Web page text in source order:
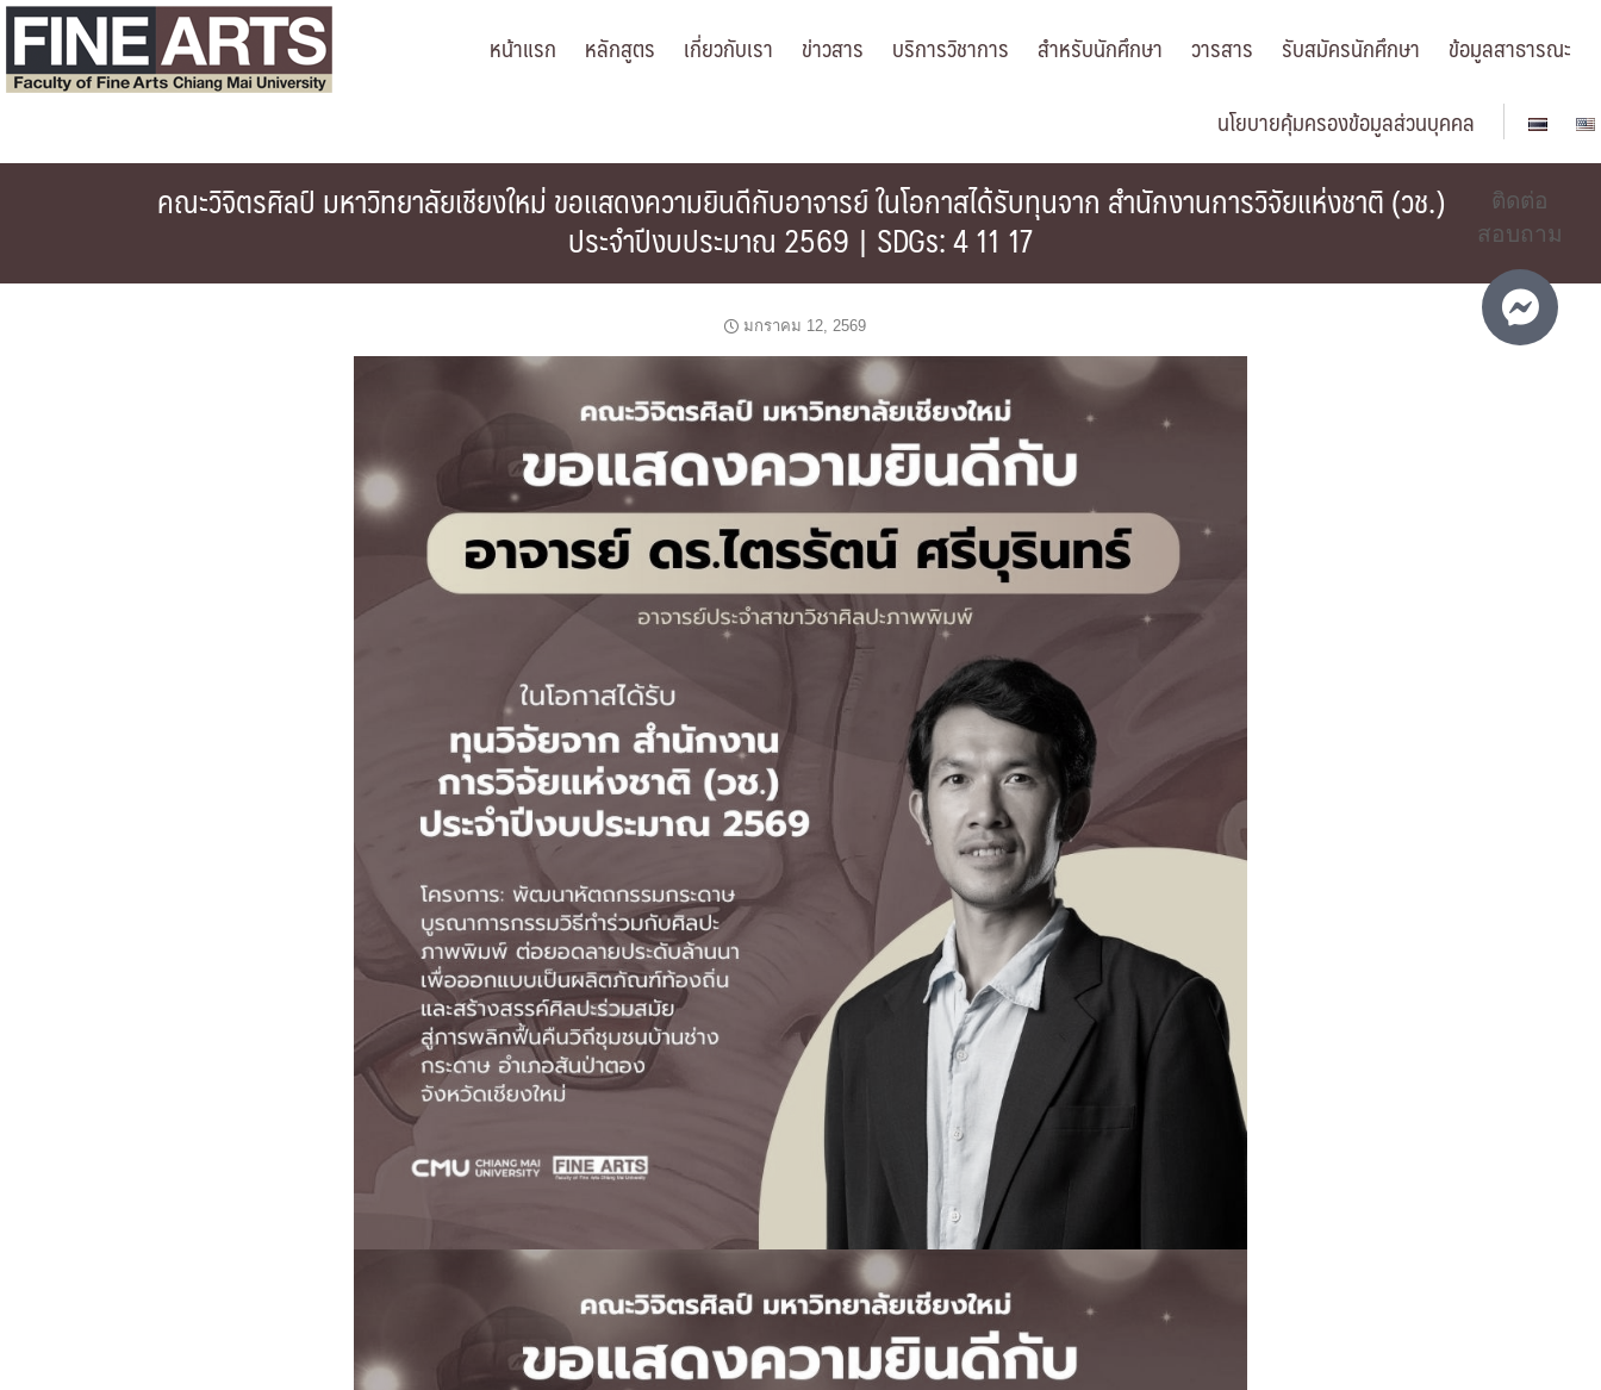
Skip
content
หน้าแรก หลักสูตร เกี่ยวกับเรา ข่าวสาร บริการวิชาการ สำหรับนักศึกษา วารสาร รับสมัครนักศึกษา
ข้อมูลสาธารณะ
นโยบายคุ้มครองข้อมูลส่วนบุคคล
คณะวิจิตรศิลป์ มหาวิทยาลัยเชียงใหม่ ขอแสดงความยินดีกับอาจารย์ ในโอกาสได้รับทุนจาก สำนักงานการวิจัยแห่งชาติ (วช.)
ประจำปีงบประมาณ 2569 | SDGs: 4 11 17
มกราคม 12, 2569
ติดต่อ
สอบถาม